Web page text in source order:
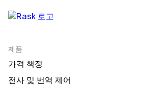
제품
가격 책정
전사 및 번역 제어